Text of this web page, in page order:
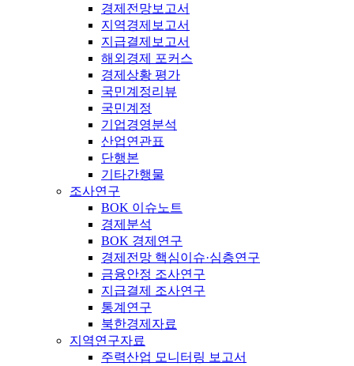
경제전망보고서
지역경제보고서
지급결제보고서
해외경제 포커스
경제상황 평가
국민계정리뷰
국민계정
기업경영분석
산업연관표
단행본
기타간행물
조사연구
BOK 이슈노트
경제분석
BOK 경제연구
경제전망 핵심이슈·심층연구
금융안정 조사연구
지급결제 조사연구
통계연구
북한경제자료
지역연구자료
주력산업 모니터링 보고서